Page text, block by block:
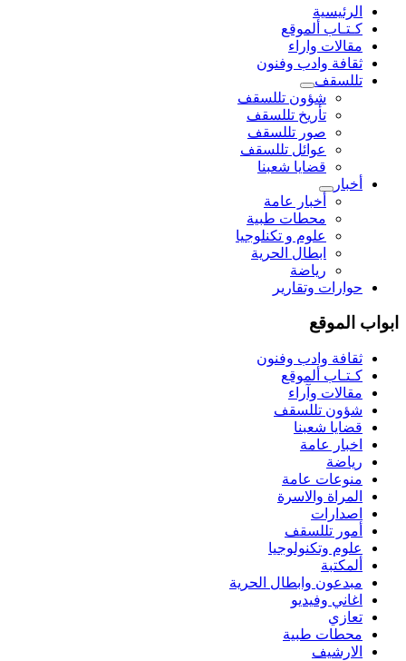
الرئيسية
كـتـاب ألموقع
مقالات واراء
ثقافة وادب وفنون
تللسقف
شؤون تللسقف
تأريخ تللسقف
صور تللسقف
عوائل تللسقف
قضايا شعبنا
أخبار
أخبار عامة
محطات طبية
علوم و تکنلوجیا
ابطال الحرية
رياضة
حوارات وتقارير
ابواب الموقع
ثقافة وادب وفنون
كـتـاب ألموقع
مقالات وآراء
شؤون تللسقف
قضايا شعبنا
اخبار عامة
رياضة
منوعات عامة
المراة والاسرة
اصدارات
أمور تللسقف
علوم وتكنولوجيا
ألمكتبة
مبدعون وابطال الحرية
اغاني وفيديو
تعازي
محطات طبية
الارشيف